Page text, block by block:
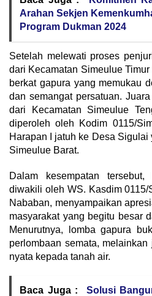
Arahan Sekjen
Program Dukman 2024
Setelah melewati proses
dari Kecamatan Simeulue Timur
berkat gapura yang memukau
dan semangat persatuan.
dari Kecamatan Simeulue
diperoleh oleh Kodim 0115/
Harapan I jatuh ke Desa
Simeulue Barat.
‎Dalam kesempatan
diwakili oleh WS. Kasdim
Nababan, menyampaikan
masyarakat yang begitu besar
Menurutnya, lomba gapura
perlombaan semata,
nyata kepada tanah air.
Baca Juga :
Solusi